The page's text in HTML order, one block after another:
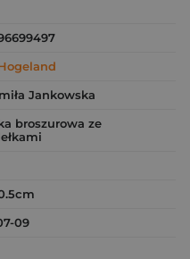
Jankowska
broszurowa ze
09